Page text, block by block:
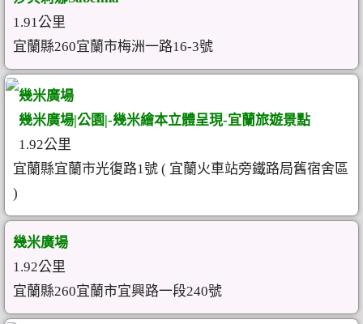
1.91公里
宜蘭縣260宜蘭市梅洲一路16-3號
幾米廣場
幾米廣場|公園|-幾米繪本立體呈現-宜蘭旅遊景點
1.92公里
宜蘭縣宜蘭市光復路1號 ( 宜蘭火車站旁鐵路局舊宿舍區
)
幾米廣場
1.92公里
宜蘭縣260宜蘭市宜興路一段240號